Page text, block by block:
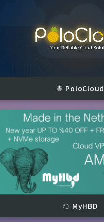
🍍 PoloCloud
☁️ MyHBD